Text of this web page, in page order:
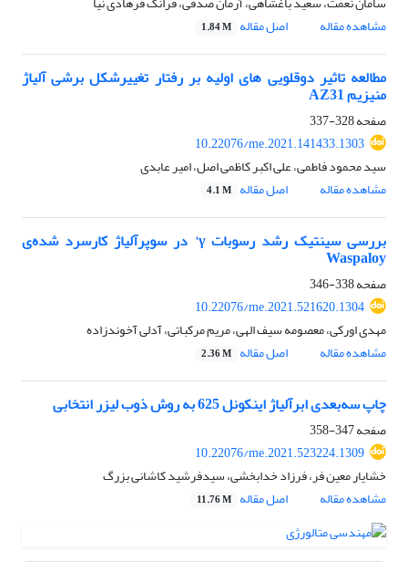
مشاهده مقاله
اصل مقاله 1.84 M
مطالعه تاثیر دوقلویی های اولیه بر رفتار تغییرشکل برشی آلیاژ
منیزیم AZ31
صفحه328-337
10.22076/me.2021.141433.1303
سید محمود فاطمی، علی اکبر کاظمی اصل، امیر عابدی
مشاهده مقاله
اصل مقاله 4.1 M
بررسی سینتیک رشد رسوبات γ' در سوپرآلیاژ کارسرد شده‌ی
Waspaloy
صفحه338-346
10.22076/me.2021.521620.1304
مهدی اورکی، معصومه سیف الهی، مریم مرکباتی، آدلی آخوندزاده
مشاهده مقاله
اصل مقاله 2.36 M
چاپ سه‌بعدی ابرآلیاژ اینکونل 625 به روش ذوب لیزر انتخابی
صفحه347-358
10.22076/me.2021.523224.1309
خشایار معین فر، فرزاد خدابخشی، سیدفرشید کاشانی بزرگ
مشاهده مقاله
اصل مقاله 11.76 M